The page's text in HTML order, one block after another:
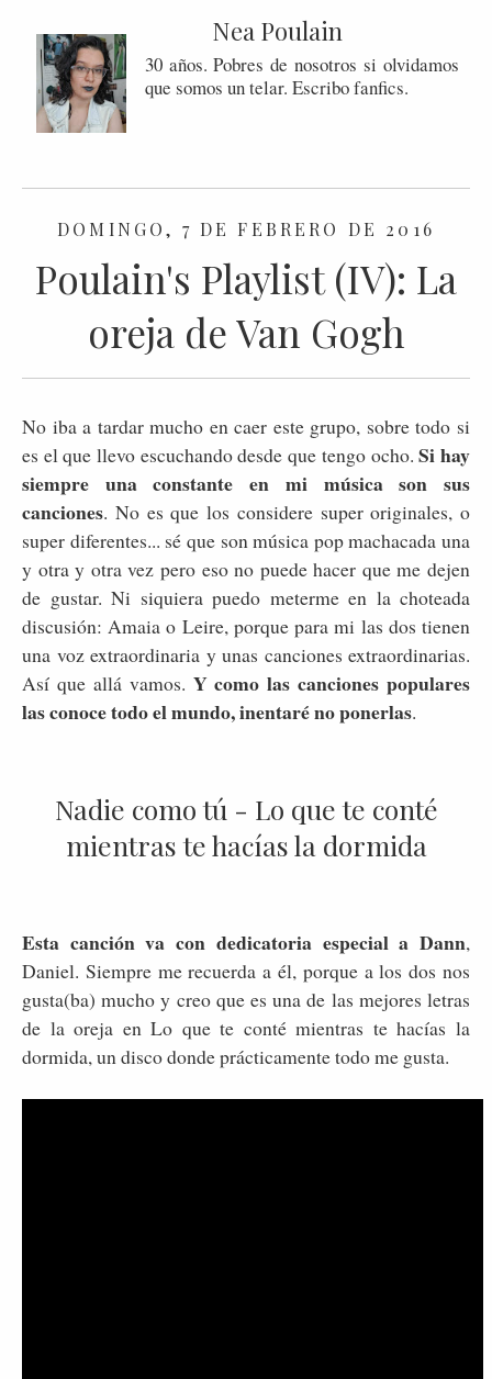
Nea Poulain
30 años. Pobres de nosotros si olvidamos
que somos un telar. Escribo fanfics.
DOMINGO, 7 DE FEBRERO DE 2016
Poulain's Playlist (IV): La
oreja de Van Gogh
No iba a tardar mucho en caer este grupo, sobre todo si
es el que llevo escuchando desde que tengo ocho.Si hay
siempre una constante en mi música son sus
canciones. No es que los considere super originales, o
super diferentes... sé que son música pop machacada una
y otra y otra vez pero eso no puede hacer que me dejen
de gustar. Ni siquiera puedo meterme en la choteada
discusión: Amaia o Leire, porque para mi las dos tienen
una voz extraordinaria y unas canciones extraordinarias.
Así que allá vamos. Y como las canciones populares
las conoce todo el mundo, inentaré no ponerlas.
Nadie como tú - Lo que te conté
mientras te hacías la dormida
Esta canción va con dedicatoria especial a Dann,
Daniel. Siempre me recuerda a él, porque a los dos nos
gusta(ba) mucho y creo que es una de las mejores letras
de la oreja en Lo que te conté mientras te hacías la
dormida, un disco donde prácticamente todo me gusta.